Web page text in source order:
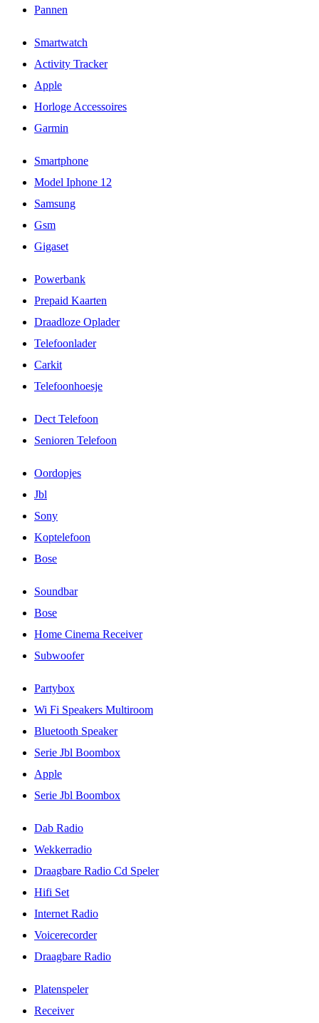
Pannen
Smartwatch
Activity Tracker
Apple
Horloge Accessoires
Garmin
Smartphone
Model Iphone 12
Samsung
Gsm
Gigaset
Powerbank
Prepaid Kaarten
Draadloze Oplader
Telefoonlader
Carkit
Telefoonhoesje
Dect Telefoon
Senioren Telefoon
Oordopjes
Jbl
Sony
Koptelefoon
Bose
Soundbar
Bose
Home Cinema Receiver
Subwoofer
Partybox
Wi Fi Speakers Multiroom
Bluetooth Speaker
Serie Jbl Boombox
Apple
Serie Jbl Boombox
Dab Radio
Wekkerradio
Draagbare Radio Cd Speler
Hifi Set
Internet Radio
Voicerecorder
Draagbare Radio
Platenspeler
Receiver